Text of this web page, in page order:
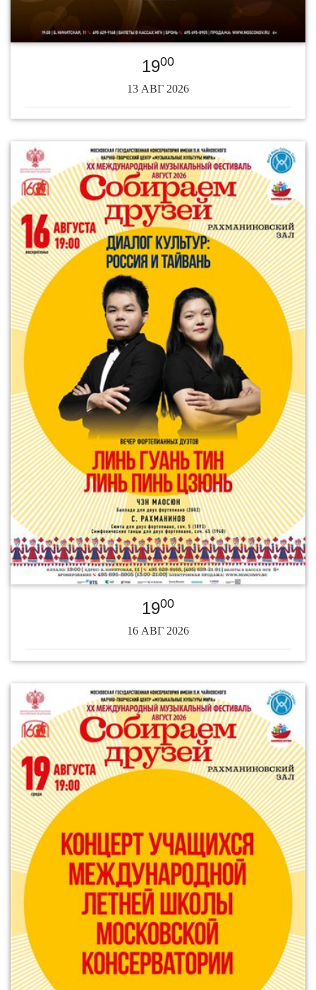
1900
13 АВГ 2026
1900
16 АВГ 2026